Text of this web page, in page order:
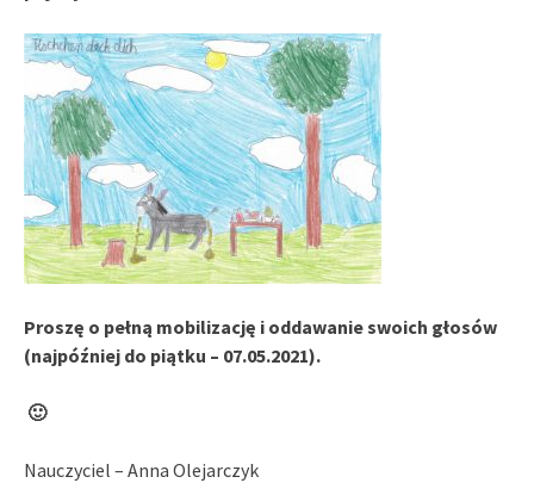
Proszę o pełną mobilizację i oddawanie swoich głosów
(najpóźniej do piątku – 07.05.2021).
🙂
Nauczyciel – Anna Olejarczyk